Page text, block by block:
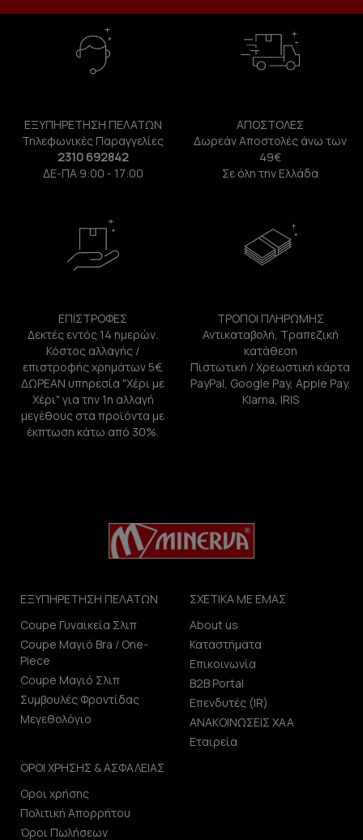
ΕΞΥΠΗΡΕΤΗΣΗ ΠΕΛΑΤΩΝ
Τηλεφωνικές Παραγγελίες
2310 692842
ΔΕ-ΠΑ 9:00 - 17:00
ΑΠΟΣΤΟΛΕΣ
Δωρεάν Αποστολές άνω των
49€
Σε όλη την Ελλάδα
ΕΠΙΣΤΡΟΦΕΣ
Δεκτές εντός 14 ημερών.
Κόστος αλλαγής /
επιστροφής χρημάτων 5€.
ΔΩΡΕΑΝ υπηρεσία "Χέρι με
Χέρι" για την 1η αλλαγή
μεγέθους στα προϊόντα με
έκπτωση κάτω από 30%.
ΤΡΟΠΟΙ ΠΛΗΡΩΜΗΣ
Αντικαταβολή, Τραπεζική
κατάθεση
Πιστωτική / Χρεωστική κάρτα
PayPal, Google Pay, Apple Pay,
Klarna, IRIS
ΕΞΥΠΗΡΕΤΗΣΗ ΠΕΛΑΤΩΝ
Coupe Γυναικεία Σλιπ
Coupe Μαγιό Bra / One-
Piece
Coupe Μαγιό Σλιπ
Συμβουλές Φροντίδας
Μεγεθολόγιο
ΣΧΕΤΙΚΑ ΜΕ ΕΜΑΣ
About us
Καταστήματα
Επικοινωνία
B2B Portal
Επενδυτές (IR)
ΑΝΑΚΟΙΝΩΣΕΙΣ ΧΑΑ
Εταιρεία
ΟΡΟΙ ΧΡΗΣΗΣ & ΑΣΦΑΛΕΙΑΣ
Οροι χρήσης
Πολιτική Απορρήτου
Όροι Πωλήσεων